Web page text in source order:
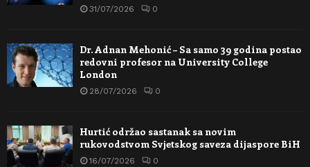
31/07/2026 0
Dr. Adnan Mehonić – Sa samo 39 godina postao
redovni profesor na University College
London
28/07/2026 0
Hurtić održao sastanak sa novim
rukovodstvom Svjetskog saveza dijaspore BiH
16/07/2026 0